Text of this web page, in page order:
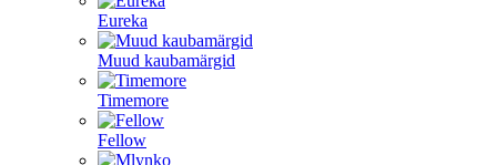
Eureka
Muud kaubamärgid
Timemore
Fellow